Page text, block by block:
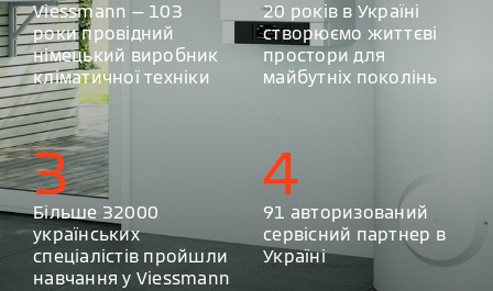
Viessmann — 103
роки провідний
німецький виробник
кліматичної техніки
20 років в Україні
створюємо життєві
простори для
майбутніх поколінь
3
Більше 32000
українських
спеціалістів пройшли
навчання у Viessmann
4
91 авторизований
сервісний партнер в
Україні